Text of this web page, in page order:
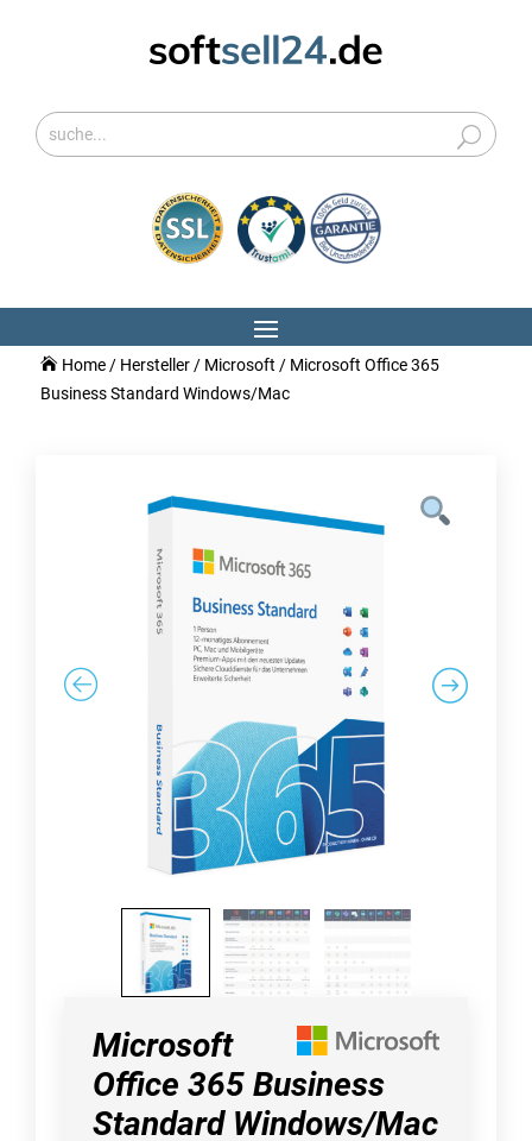
Home/ Hersteller/ Microsoft / Microsoft Office 365
Business Standard Windows/Mac
Microsoft
Office 365 Business
Standard Windows/Mac